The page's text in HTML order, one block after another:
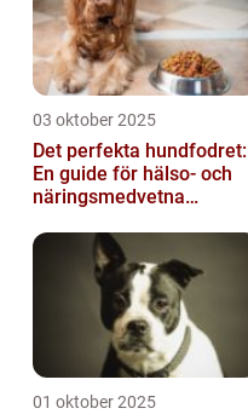
03 oktober 2025
Det perfekta hundfodret:
En guide för hälso- och
näringsmedvetna
01 oktober 2025